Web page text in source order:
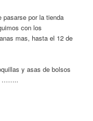
pasarse por la tienda
con los
mas, hasta el 12 de
y asas de bolsos
……..